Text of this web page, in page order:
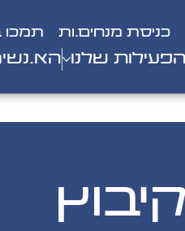
כניסת מנחים.ות תמכו
הפעילות שלנו